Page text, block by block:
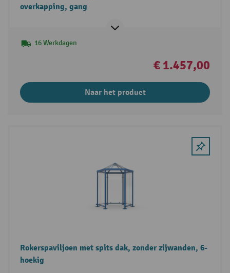
overkapping, gang
16 Werkdagen
€ 1.457,00
Naar het product
Rokerspaviljoen met spits dak, zonder zijwanden, 6-
hoekig